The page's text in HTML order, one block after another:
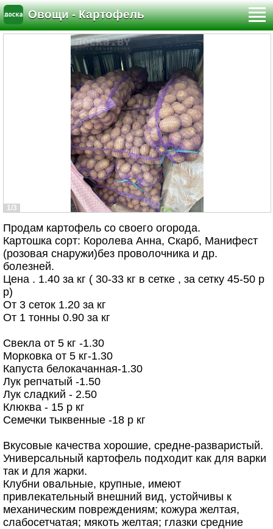
Овощи - Картофель
1/3
Продам картофель со своего огорода.
Картошка сорт: Королева Анна, Скарб, Манифест
(розовая снаружи)без проволочника и др.
болезней.
Цена . 1.40 за кг ( 30-33 кг в сетке , за сетку 45-50 р
р)
От 3 сеток 1.20 за кг
От 1 тонны 0.90 за кг
Свекла от 5 кг -1.30
Морковка от 5 кг-1.30
Капуста белокачанная-1.30
Лук репчатый -1.50
Лук сладкий - 2.50
Клюква - 15 р кг
Семечки тыквенные -18 р кг
Вкусовые качества хорошие, средне-разваристый.
Универсальный картофель подходит как для варки
так и для жарки.
Клубни овальные, крупные, имеют
привлекательный внешний вид, устойчивы к
механическим повреждениям; кожура желтая,
слабосетчатая; мякоть желтая; глазки средние